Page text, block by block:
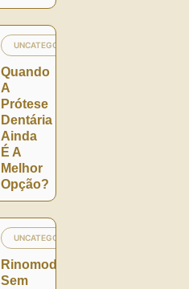
UNCATEGORIZED
Quando
A
Prótese
Dentária
Ainda
É A
Melhor
Opção?
UNCATEGORIZED
Rinomodelação
Sem